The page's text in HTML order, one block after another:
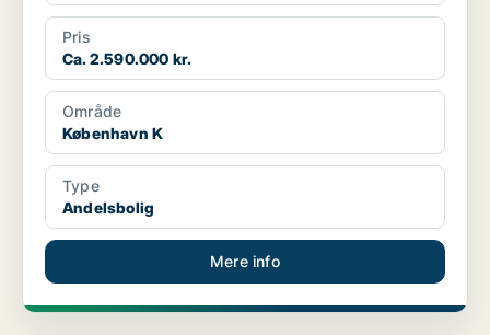
Pris
Ca. 2.590.000 kr.
Område
København K
Type
Andelsbolig
Mere info